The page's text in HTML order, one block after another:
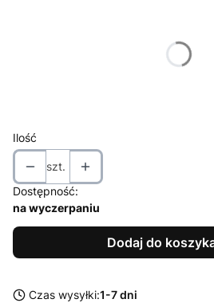
Ilość
szt.
Dostępność:
na wyczerpaniu
Dodaj do
Czas wysyłki:1-7 dni